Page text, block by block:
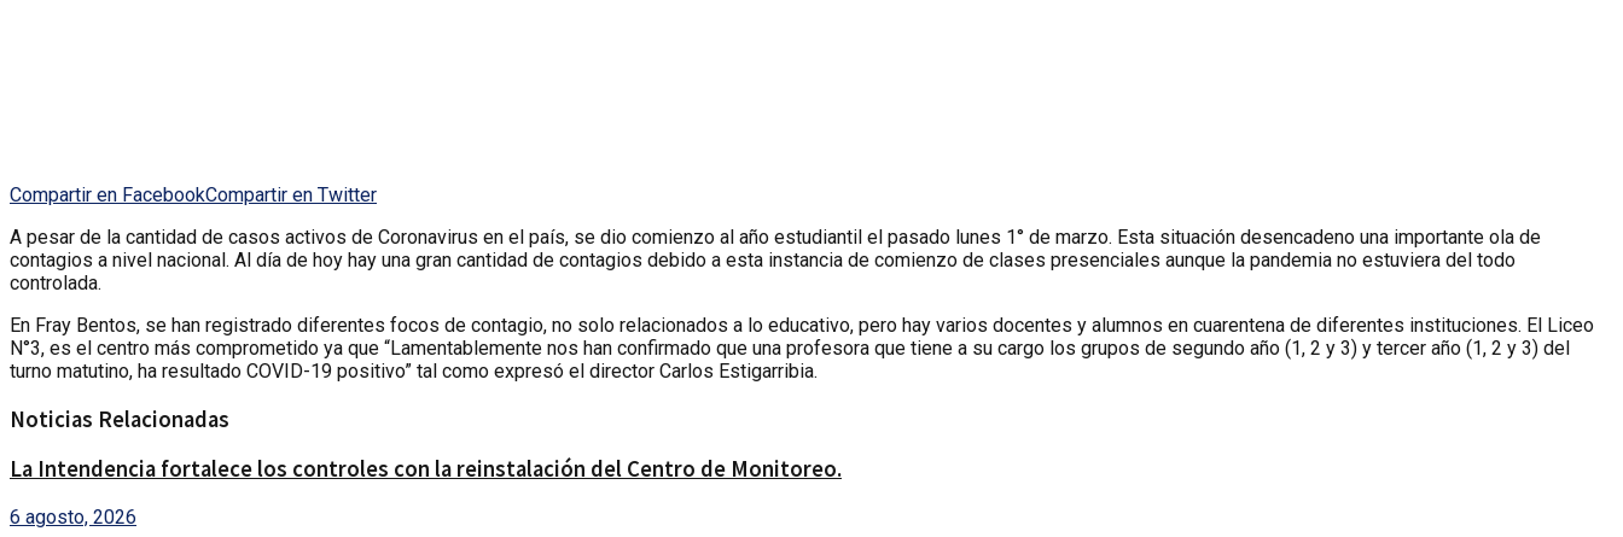
Compartir en FacebookCompartir en Twitter
A pesar de la cantidad de casos activos de Coronavirus en el país, se dio comienzo al año estudiantil el pasado lunes 1° de marzo. Esta situación desencadeno una importante ola de
contagios a nivel nacional. Al día de hoy hay una gran cantidad de contagios debido a esta instancia de comienzo de clases presenciales aunque la pandemia no estuviera del todo
controlada.
En Fray Bentos, se han registrado diferentes focos de contagio, no solo relacionados a lo educativo, pero hay varios docentes y alumnos en cuarentena de diferentes instituciones. El Liceo
N°3, es el centro más comprometido ya que “Lamentablemente nos han confirmado que una profesora que tiene a su cargo los grupos de segundo año (1, 2 y 3) y tercer año (1, 2 y 3) del
turno matutino, ha resultado COVID-19 positivo” tal como expresó el director Carlos Estigarribia.
Noticias Relacionadas
La Intendencia fortalece los controles con la reinstalación del Centro de Monitoreo.
6 agosto, 2026